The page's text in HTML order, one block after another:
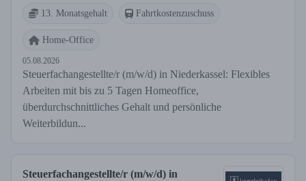
13. Monatsgehalt Fahrtkostenzuschuss
Home-Office
05.08.2026
Steuerfachangestellte/r (m/w/d) in Niederkassel: Flexibles
Arbeiten mit bis zu 5 Tagen Homeoffice,
überdurchschnittliches Gehalt und persönliche
Weiterbildun...
Steuerfachangestellte/r (m/w/d) in